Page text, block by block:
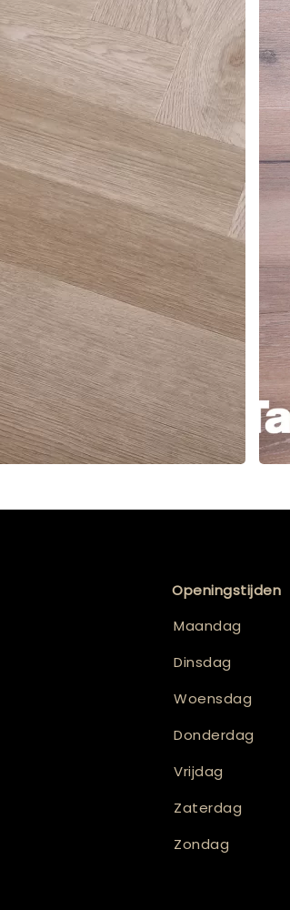
Openingstijden
Maandag
Dinsdag
Woensdag
Donderdag
Vrijdag
Zaterdag
Zondag